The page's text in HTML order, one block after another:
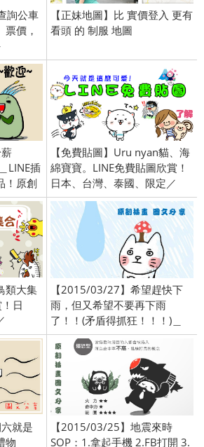
詢公車
價，
【正妹地圖】比 實價登入 更有
看頭 的 制服 地圖
LINE插
！原創
【免費貼圖】Uru nyan貓、海
綿寶寶。LINE免費貼圖欣賞！
日本、台灣、泰國、限定／
openVPN跨區、加好友、綁門
號／2016/9/20
類大集
日
、綁門
【2015/03/27】希望趕快下
雨，但又希望不要再下雨
了！！(矛盾得抓狂！！！)＿
LINE插畫家每日繪畫貼圖作
品！原創精彩連載中！
就是
物
【2015/03/25】地震來時
SOP：1.拿起手機 2.FB打開 3.